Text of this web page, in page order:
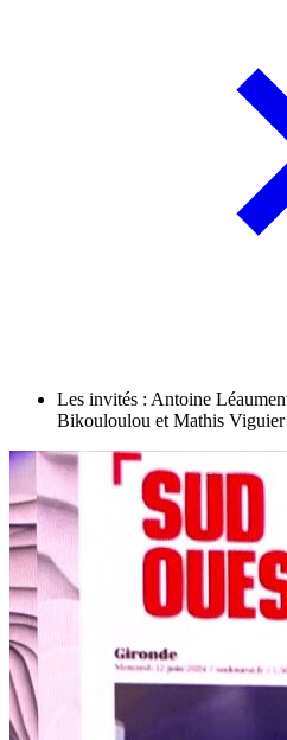
Les invités : Antoine
Bikouloulou et Mathis Viguier